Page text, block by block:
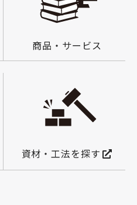
商品・サービス
資材・工法を探す